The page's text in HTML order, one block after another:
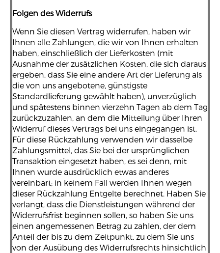
Folgen des Widerrufs
Wenn Sie diesen Vertrag widerrufen, haben wir
Ihnen alle Zahlungen, die wir von Ihnen erhalten
haben, einschließlich der Lieferkosten (mit
Ausnahme der zusätzlichen Kosten, die sich daraus
ergeben, dass Sie eine andere Art der Lieferung als
die von uns angebotene, günstigste
Standardlieferung gewählt haben), unverzüglich
und spätestens binnen vierzehn Tagen ab dem Tag
zurückzuzahlen, an dem die Mitteilung über Ihren
Widerruf dieses Vertrags bei uns eingegangen ist.
Für diese Rückzahlung verwenden wir dasselbe
Zahlungsmittel, das Sie bei der ursprünglichen
Transaktion eingesetzt haben, es sei denn, mit
Ihnen wurde ausdrücklich etwas anderes
vereinbart; in keinem Fall werden Ihnen wegen
dieser Rückzahlung Entgelte berechnet. Haben Sie
verlangt, dass die Dienstleistungen während der
Widerrufsfrist beginnen sollen, so haben Sie uns
einen angemessenen Betrag zu zahlen, der dem
Anteil der bis zu dem Zeitpunkt, zu dem Sie uns
von der Ausübung des Widerrufsrechts hinsichtlich